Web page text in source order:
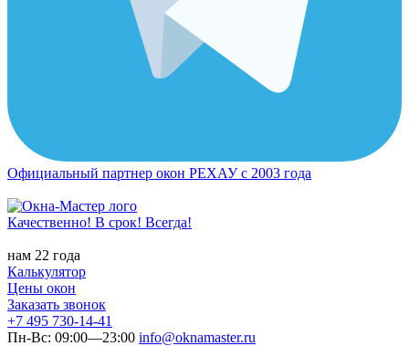
Официальный партнер окон РЕХАУ с 2003 года
Качественно! В срок! Всегда!
нам 22 года
Калькулятор
Цены окон
Заказать звонок
+7 495 730-14-41
Пн-Вс: 09:00—23:00 info@oknamaster.ru